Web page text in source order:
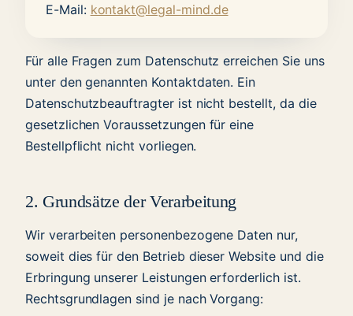
E-Mail: kontakt@legal-mind.de
Für alle Fragen zum Datenschutz erreichen Sie uns
unter den genannten Kontaktdaten. Ein
Datenschutzbeauftragter ist nicht bestellt, da die
gesetzlichen Voraussetzungen für eine
Bestellpflicht nicht vorliegen.
2. Grundsätze der Verarbeitung
Wir verarbeiten personenbezogene Daten nur,
soweit dies für den Betrieb dieser Website und die
Erbringung unserer Leistungen erforderlich ist.
Rechtsgrundlagen sind je nach Vorgang: